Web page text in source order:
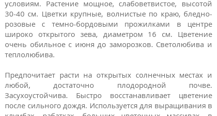
условиям. Растение мощное, слабоветвистое, высотой
30-40 см. Цветки крупные, волнистые по краю, бледно-
розовые с темно-бордовыми прожилками в центре
широко открытого зева, диаметром 16 см. Цветение
очень обильное с июня до заморозков. Светолюбива и
теплолюбива.
Предпочитает расти на открытых солнечных местах и
любой, достаточно плодородной почве.
Засухоустойчива. Быстро восстанавливает цветение
после сильного дождя. Используется для выращивания в